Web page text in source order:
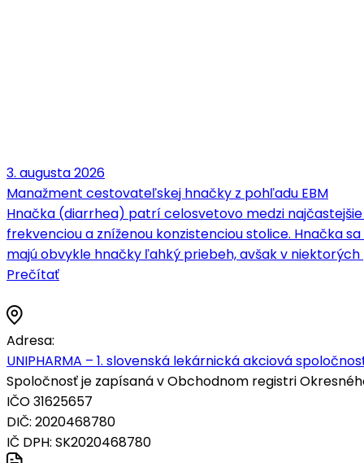
3. augusta 2026
Manažment cestovateľskej hnačky z pohľadu EBM
Hnačka (diarrhea) patrí celosvetovo medzi
frekvenciou a zníženou konzistenciou stolice. Hnačka
majú obvykle hnačky ľahký priebeh, avšak v
Prečítať
Adresa:
UNIPHARMA – 1. slovenská lekárnická akciová
Spoločnosť je zapísaná v Obchodnom registri
IČO 31625657
DIČ: 2020468780
IČ DPH: SK2020468780